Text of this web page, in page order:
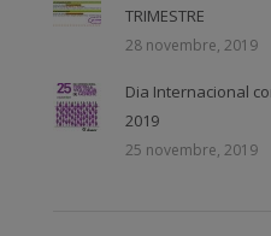
TRIMESTRE
28 novembre, 2019
Dia Internacional
2019
25 novembre, 2019